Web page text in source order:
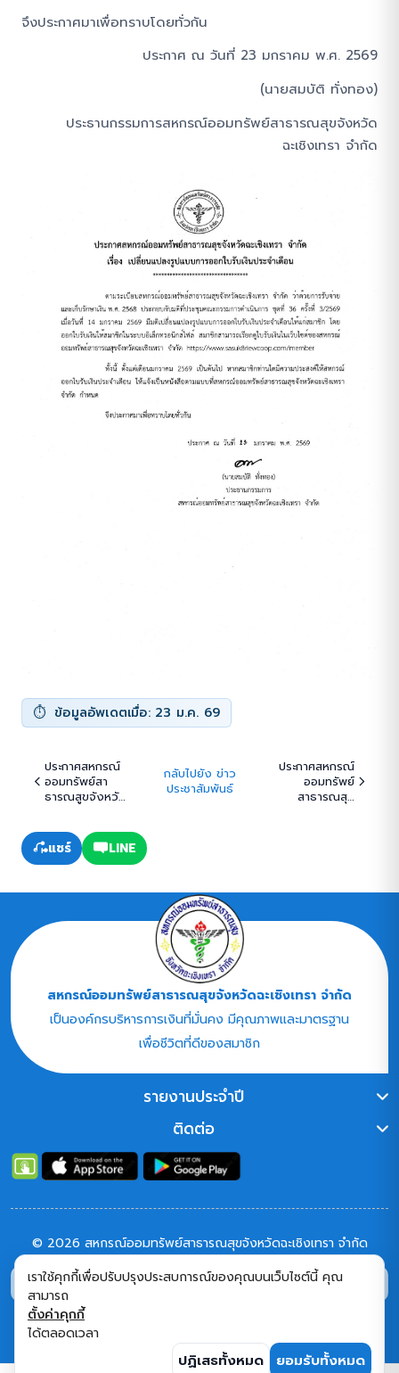
จึงประกาศมาเพื่อทราบโดยทั่วกัน
ประกาศ ณ วันที่ 23 มกราคม พ.ศ. 2569
(นายสมบัติ ทั่งทอง)
ประธานกรรมการสหกรณ์ออมทรัพย์สาธารณสุขจังหวัด
ฉะเชิงเทรา จำกัด
ข้อมูลอัพเดตเมื่อ: 23 ม.ค. 69
ประกาศสหกรณ์
ออมทรัพย์สา
ธารณสูขจังหวัด
และให้เสนอราคาผู้
สอบบัญชี
กลับไปยัง ข่าว
ประชาสัมพันธ์
ประกาศสหกรณ์
ออมทรัพย์
สาธารณสุข
แชร์ LINE
สหกรณ์ออมทรัพย์สาธารณสุขจังหวัดฉะเชิงเทรา จำกัด
เป็นองค์กรบริหารการเงินที่มั่นคง มีคุณภาพและมาตรฐาน
เพื่อชีวิตที่ดีของสมาชิก
รายงานประจำปี
ติดต่อ
© 2026 สหกรณ์ออมทรัพย์สาธารณสุขจังหวัดฉะเชิงเทรา จำกัด
คนเข้าชม 9,256 ใช้งาน 34,145หน้า
ติดตาม :
เราใช้คุกกี้เพื่อปรับปรุงประสบการณ์ของคุณบนเว็บไซต์นี้ คุณ
สามารถ
ตั้งค่าคุกกี้
ได้ตลอดเวลา
ปฏิเสธทั้งหมด ยอมรับทั้งหมด